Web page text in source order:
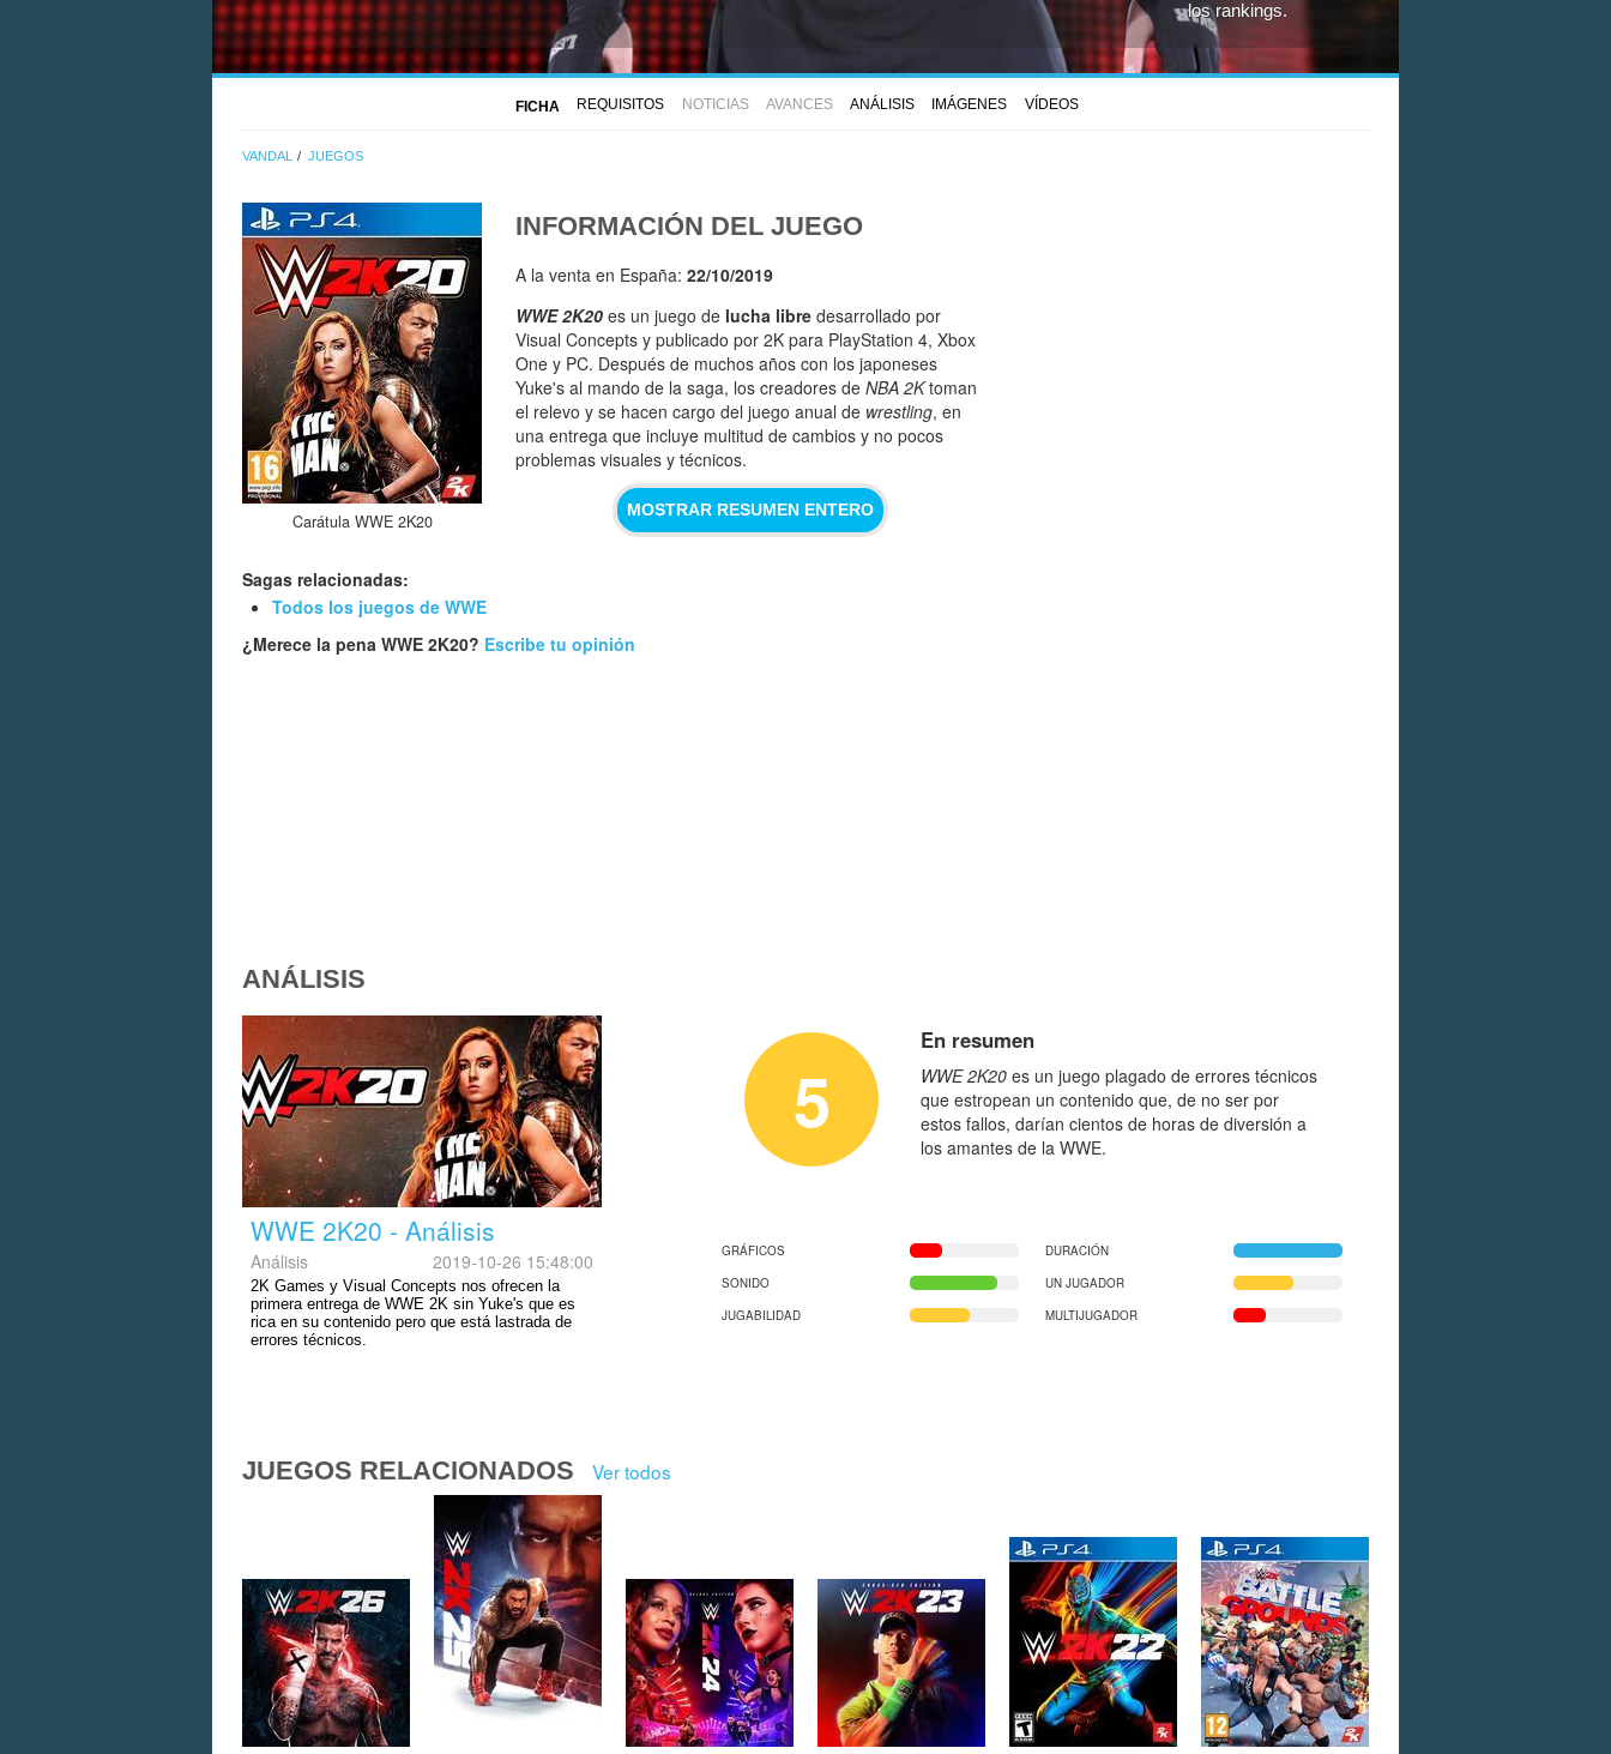
los rankings.
FICHA REQUISITOS NOTICIAS AVANCES ANÁLISIS IMÁGENES VÍDEOS
VANDAL JUEGOS
Carátula WWE 2K20
INFORMACIÓN DEL JUEGO
A la venta en España: 22/10/2019
WWE 2K20 es un juego de lucha libre desarrollado por
Visual Concepts y publicado por 2K para PlayStation 4, Xbox
One y PC. Después de muchos años con los japoneses
Yuke's al mando de la saga, los creadores de NBA 2Ktoman
el relevo y se hacen cargo del juego anual de wrestling, en
una entrega que incluye multitud de cambios y no pocos
problemas visuales y técnicos.
MOSTRAR RESUMEN ENTERO
Sagas relacionadas:
Todos los juegos de WWE
¿Merece la pena WWE 2K20? Escribe tu opinión
ANÁLISIS
WWE 2K20 - Análisis
Análisis 2019-10-26 15:48:00
2K Games y Visual Concepts nos ofrecen la
primera entrega de WWE 2K sin Yuke's que es
rica en su contenido pero que está lastrada de
errores técnicos.
5
En resumen
WWE 2K20 es un juego plagado de errores técnicos
que estropean un contenido que, de no ser por
estos fallos, darían cientos de horas de diversión a
los amantes de la WWE.
GRÁFICOS
DURACIÓN
SONIDO
UN JUGADOR
JUGABILIDAD
MULTIJUGADOR
JUEGOS RELACIONADOS Ver todos